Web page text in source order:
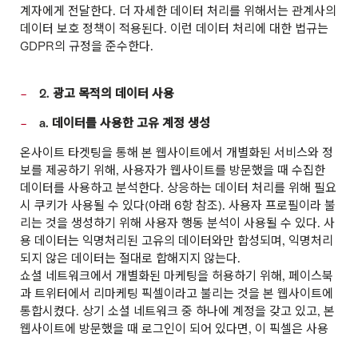
계자에게 전달한다. 더 자세한 데이터 처리를 위해서는 관계사의
데이터 보호 정책이 적용된다. 이런 데이터 처리에 대한 법규는
GDPR의 규정을 준수한다.
2. 광고 목적의 데이터 사용
a. 데이터를 사용한 고유 계정 생성
온사이트 타겟팅을 통해 본 웹사이트에서 개별화된 서비스와 정
보를 제공하기 위해, 사용자가 웹사이트를 방문했을 때 수집한
데이터를 사용하고 분석한다. 상응하는 데이터 처리를 위해 필요
시 쿠키가 사용될 수 있다(아래 6항 참조). 사용자 프로필이라 불
리는 것을 생성하기 위해 사용자 행동 분석이 사용될 수 있다. 사
용 데이터는 익명처리된 고유의 데이터와만 합성되며, 익명처리
되지 않은 데이터는 절대로 합해지지 않는다.
쇼셜 네트워크에서 개별화된 마케팅을 허용하기 위해, 페이스북
과 트위터에서 리마케팅 픽셀이라고 불리는 것을 본 웹사이트에
통합시켰다. 상기 소셜 네트워크 중 하나에 계정을 갖고 있고, 본
웹사이트에 방문했을 때 로그인이 되어 있다면, 이 픽셀은 사용